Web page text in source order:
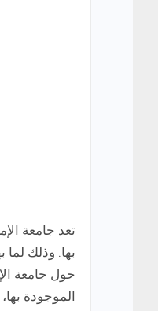
تعد جامعة
بها. وذلك لما
حول جامعة
الموجودة